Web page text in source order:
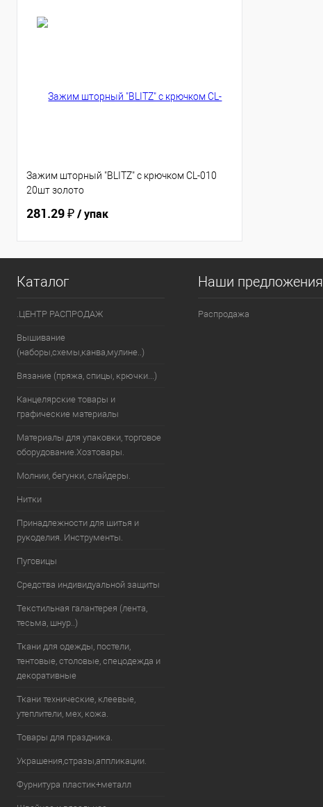
Зажим шторный "BLITZ" с крючком CL-010
20шт золото
281.29 ₽/ упак
Каталог
.ЦЕНТР РАСПРОДАЖ
Вышивание
(наборы,схемы,канва,мулине..)
Вязание (пряжа, спицы, крючки...)
Канцелярские товары и
графические материалы
Материалы для упаковки, торговое
оборудование.Хозтовары.
Молнии, бегунки, слайдеры.
Нитки
Принадлежности для шитья и
рукоделия. Инструменты.
Пуговицы
Средства индивидуальной защиты
Текстильная галантерея (лента,
тесьма, шнур..)
Ткани для одежды, постели,
тентовые, столовые, спецодежда и
декоративные
Ткани технические, клеевые,
утеплители, мех, кожа.
Товары для праздника.
Украшения,стразы,аппликации.
Фурнитура пластик+металл
Наши предложения
Распродажа